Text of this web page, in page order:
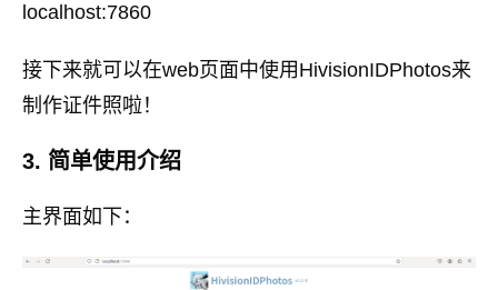
localhost:7860
接下来就可以在web页面中使用HivisionIDPhotos来
制作证件照啦！
3. 简单使用介绍
主界面如下：